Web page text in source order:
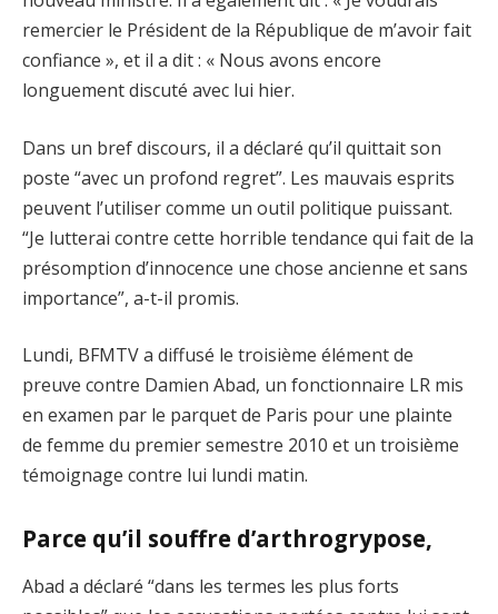
remercier le Président de la République de m’avoir fait
confiance », et il a dit : « Nous avons encore
longuement discuté avec lui hier.
Dans un bref discours, il a déclaré qu’il quittait son
poste “avec un profond regret”. Les mauvais esprits
peuvent l’utiliser comme un outil politique puissant.
“Je lutterai contre cette horrible tendance qui fait de la
présomption d’innocence une chose ancienne et sans
importance”, a-t-il promis.
Lundi, BFMTV a diffusé le troisième élément de
preuve contre Damien Abad, un fonctionnaire LR mis
en examen par le parquet de Paris pour une plainte
de femme du premier semestre 2010 et un troisième
témoignage contre lui lundi matin.
Parce qu’il souffre d’arthrogrypose,
Abad a déclaré “dans les termes les plus forts